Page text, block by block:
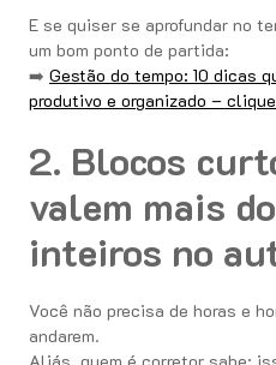
E se quiser se aprofundar no
um bom ponto de partida:
➡️ Gestão do tempo: 10 dicas
produtivo e organizado –
2. Blocos
valem mais
inteiros no
Você não precisa de horas e
andarem.